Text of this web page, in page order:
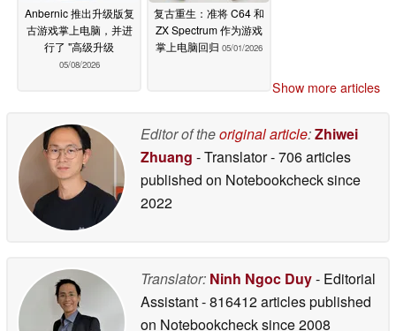
Anbernic 推出升级版复
古游戏掌上电脑，并进
行了 "高级升级
05/08/2026
复古重生：准将 C64 和
ZX Spectrum 作为游戏
掌上电脑回归 05/01/2026
Show more articles
Editor of theoriginal article:Zhiwei
Zhuang - Translator- 706 articles
published on Notebookchecksince
2022
Translator: Ninh Ngoc Duy- Editorial
Assistant- 816412 articles published
on Notebookchecksince 2008